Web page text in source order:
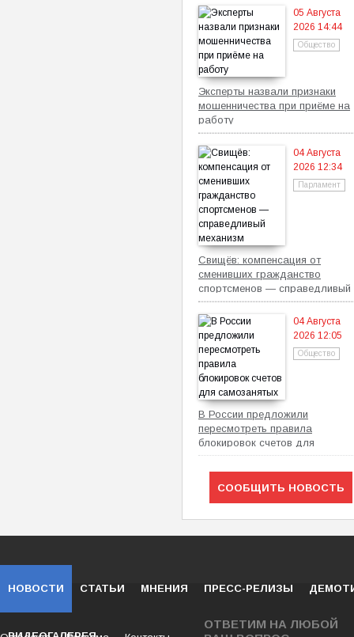
05 Августа
2026 14:44
Общество
Эксперты назвали признаки
мошенничества при приёме на
работу
04 Августа
2026 12:34
Парламент
Свищёв: компенсация от
сменивших гражданство
спортсменов — справедливый
механизм
04 Августа
2026 12:05
Общество
В России предложили
пересмотреть правила
блокировок счетов для
самозанятых
СООБЩИТЬ НОВОСТЬ
НОВОСТИ СТАТЬИ МНЕНИЯ ПРЕСС-РЕЛИЗЫ
ОТВЕТИМ НА ЛЮБОЙ